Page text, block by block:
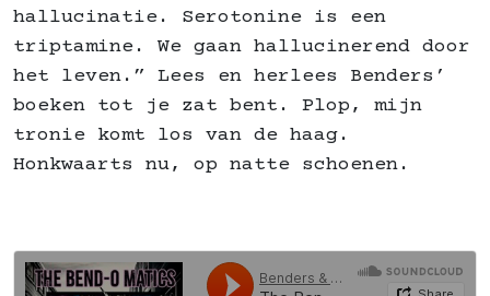
hallucinatie. Serotonine is een
triptamine. We gaan hallucinerend door
het leven.” Lees en herlees Benders’
boeken tot je zat bent. Plop, mijn
tronie komt los van de haag.
Honkwaarts nu, op natte schoenen.